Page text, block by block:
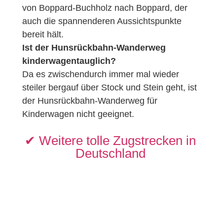
von Boppard-Buchholz nach Boppard, der
auch die spannenderen Aussichtspunkte
bereit hält.
Ist der Hunsrückbahn-Wanderweg
kinderwagentauglich?
Da es zwischendurch immer mal wieder
steiler bergauf über Stock und Stein geht, ist
der Hunsrückbahn-Wanderweg für
Kinderwagen nicht geeignet.
✔︎ Weitere tolle Zugstrecken in
Deutschland